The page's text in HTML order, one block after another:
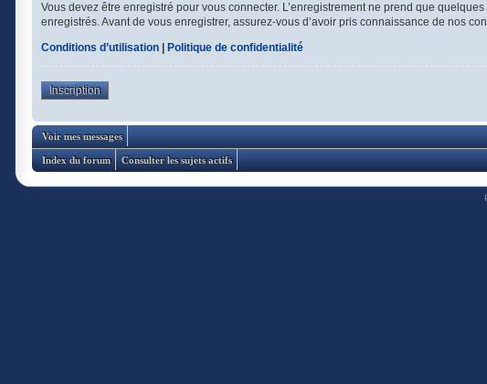
Vous devez être enregistré pour vous connecter. L’enregistrement ne prend que
enregistrés. Avant de vous enregistrer, assurez-vous d’avoir pris connaissance de nos
Conditions d’utilisation
Politique de confidentialité
Inscription
Voir mes messages
Index du forum Consulter les sujets actifs